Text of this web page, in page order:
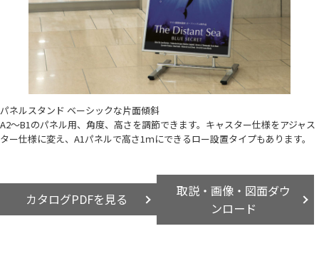
パネルスタンド ベーシックな片面傾斜
A2～B1のパネル用、角度、高さを調節できます。キャスター仕様をアジャス
ター仕様に変え、A1パネルで高さ1ｍにできるロー設置タイプもあります。
カタログPDFを見る
取説・画像・図面ダウ
ンロード